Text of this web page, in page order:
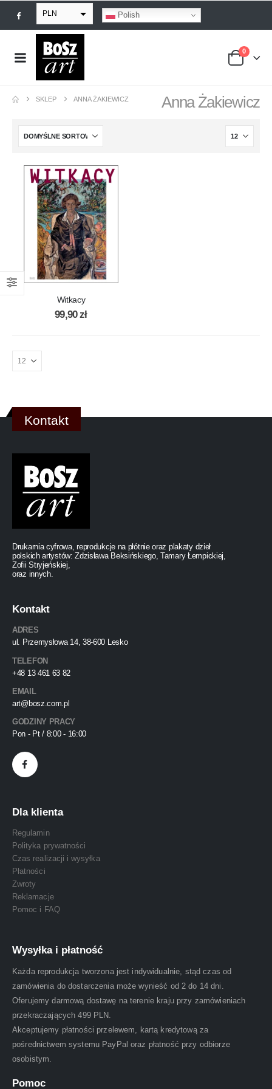
PLN
EUR
USD
Polish
0
Anna Żakiewicz
SKLEP ANNA ŻAKIEWICZ
Witkacy
99,90zł
Kontakt
Drukarnia cyfrowa, reprodukcje na płótnie oraz plakaty dzieł
polskich artystów: Zdzisława Beksińskiego, Tamary Łempickiej,
Zofii Stryjeńskiej,
oraz innych.
Kontakt
ADRES
ul. Przemysłowa 14, 38-600 Lesko
TELEFON
+48 13 461 63 82
EMAIL
art@bosz.com.pl
GODZINY PRACY
Pon - Pt / 8:00 - 16:00
Dla klienta
Regulamin
Polityka prywatności
Czas realizacji i wysyłka
Płatności
Zwroty
Reklamacje
Pomoc i FAQ
Wysyłka i płatność
Każda reprodukcja tworzona jest indywidualnie, stąd czas od
zamówienia do dostarczenia może wynieść od 2 do 14 dni.
Oferujemy darmową dostawę na terenie kraju przy zamówieniach
przekraczających 499 PLN.
Akceptujemy płatności przelewem, kartą kredytową za
pośrednictwem systemu PayPal oraz płatność przy odbiorze
osobistym.
Pomoc